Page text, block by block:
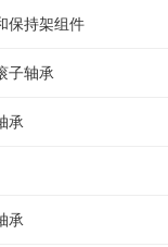
承 无内圈 带或不带外罩
子轴承 无内圈 带或不带外罩
孔
承 保持架组件 推力轴承垫圈
保持架组件
持架组件 推力轴承垫圈
轴承 组合使用
子轴承
子轴承
承
承
承